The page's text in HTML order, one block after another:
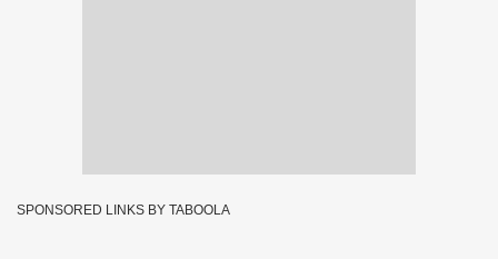
SPONSORED LINKS BY TABOOLA